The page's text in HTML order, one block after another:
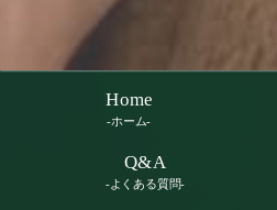
Home
-ホーム-
Q&A
-よくある質問-